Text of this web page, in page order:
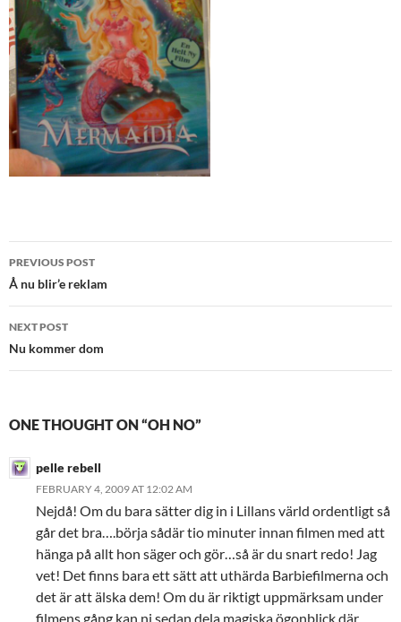
Post
navigation
PREVIOUS POST
Å nu blir’e reklam
NEXT POST
Nu kommer dom
ONE THOUGHT ON “OH NO”
pelle rebell
FEBRUARY 4, 2009 AT 12:02 AM
Nejdå! Om du bara sätter dig in i Lillans värld ordentligt så
går det bra….börja sådär tio minuter innan filmen med att
hänga på allt hon säger och gör…så är du snart redo! Jag
vet! Det finns bara ett sätt att uthärda Barbiefilmerna och
det är att älska dem! Om du är riktigt uppmärksam under
filmens gång kan ni sedan dela magiska ögonblick där